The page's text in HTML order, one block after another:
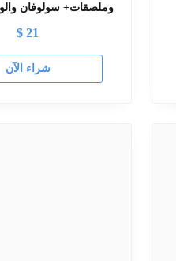
وملصقات+ سولوفان
21
$
شراء الآن